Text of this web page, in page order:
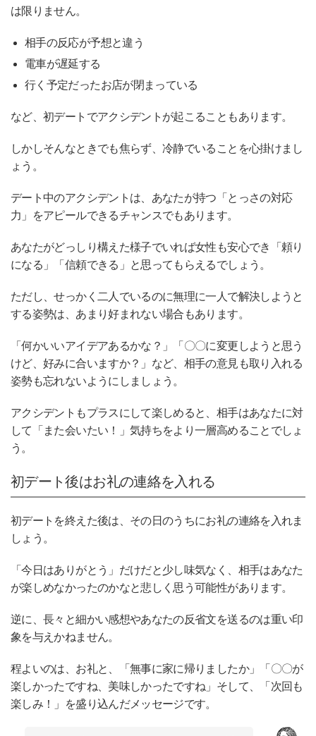
は限りません。
相手の反応が予想と違う
電車が遅延する
行く予定だったお店が閉まっている
など、初デートでアクシデントが起こることもあります。
しかしそんなときでも焦らず、冷静でいることを心掛けまし
ょう。
デート中のアクシデントは、あなたが持つ「とっさの対応
力」をアピールできるチャンスでもあります。
あなたがどっしり構えた様子でいれば女性も安心でき「頼り
になる」「信頼できる」と思ってもらえるでしょう。
ただし、せっかく二人でいるのに無理に一人で解決しようと
する姿勢は、あまり好まれない場合もあります。
「何かいいアイデアあるかな？」「〇〇に変更しようと思う
けど、好みに合いますか？」など、相手の意見も取り入れる
姿勢も忘れないようにしましょう。
アクシデントもプラスにして楽しめると、相手はあなたに対
して「また会いたい！」気持ちをより一層高めることでしょ
う。
初デート後はお礼の連絡を入れる
初デートを終えた後は、その日のうちにお礼の連絡を入れま
しょう。
「今日はありがとう」だけだと少し味気なく、相手はあなた
が楽しめなかったのかなと悲しく思う可能性があります。
逆に、長々と細かい感想やあなたの反省文を送るのは重い印
象を与えかねません。
程よいのは、お礼と、「無事に家に帰りましたか」「〇〇が
楽しかったですね、美味しかったですね」そして、「次回も
楽しみ！」を盛り込んだメッセージです。